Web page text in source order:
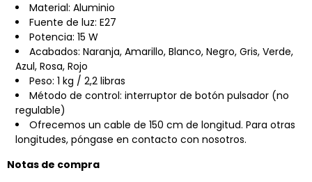
Material: Aluminio
Fuente de luz: E27
Potencia: 15 W
Acabados: Naranja, Amarillo, Blanco, Negro, Gris, Verde,
Azul, Rosa, Rojo
Peso: 1 kg / 2,2 libras
Método de control: interruptor de botón pulsador (no
regulable)
Ofrecemos un cable de 150 cm de longitud. Para otras
longitudes, póngase en contacto con nosotros.
Notas de compra